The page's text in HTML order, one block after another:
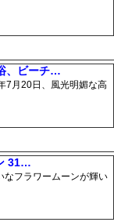
、ビーチ…
7月20日、風光明媚な高
31…
フラワームーンが輝い